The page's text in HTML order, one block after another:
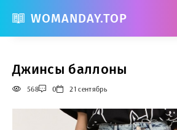
WOMANDAY.TOP
Джинсы баллоны
568 0 21 сентябрь